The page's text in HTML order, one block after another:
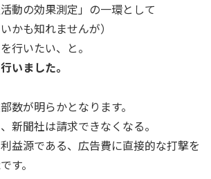
動の効果測定」の一環として
かも知れませんが）
行いたい、と。
行いました。
数が明らかとなります。
新聞社は請求できなくなる。
益源である、広告費に直接的な打撃を
す。